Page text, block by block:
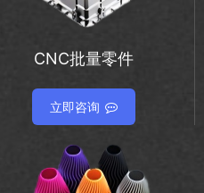
CNC批量零件
立即咨询